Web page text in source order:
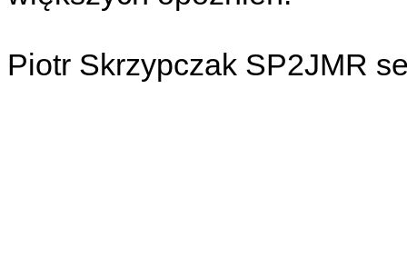
Piotr Skrzypczak SP2JMR